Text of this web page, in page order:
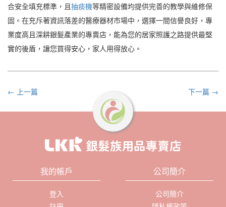
合安全填充標準，且抽痰機等精密設備均提供完善的教學與維修保
固。在充斥著資訊落差的醫療器材市場中，選擇一間信譽良好，專
業度高且深耕銀髮產業的專賣店，能為您的居家照護之路提供最堅
實的後盾，讓您買得安心，家人用得放心。
← 上一篇 下一篇 →
我的帳戶
登入
公司簡介
公司簡介